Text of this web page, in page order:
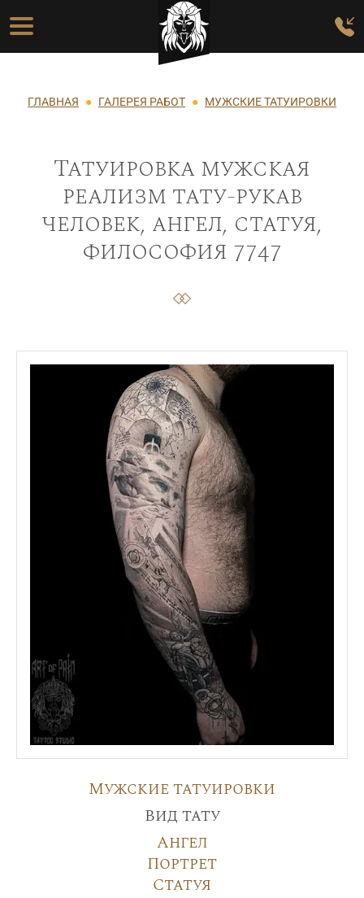
Перейти к основному содержанию
Основная навигация
Строка навигации
ГЛАВНАЯ ГАЛЕРЕЯ РАБОТ МУЖСКИЕ ТАТУИРОВКИ
Татуировка мужская
реализм тату-рукав
человек, ангел, статуя,
философия 7747
Мужские татуировки
Вид тату
Ангел
Портрет
Статуя